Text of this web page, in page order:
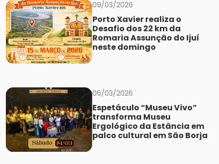
09/03/2026
Porto Xavier realiza o
Desafio dos 22 km da
Romaria Assunção do Ijuí
neste domingo
06/03/2026
Espetáculo “Museu Vivo”
transforma Museu
Ergológico da Estância em
palco cultural em São Borja